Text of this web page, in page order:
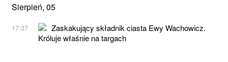
Sierpień, 05
17:37
Zaskakujący składnik ciasta Ewy Wachowicz.
Króluje właśnie na targach